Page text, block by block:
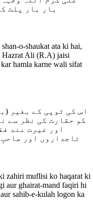
بار بار پلٹ
o-shaukat ata ki hai,
Hazrat Ali (R.A) jaisi
hamla karne wali sifat
کو حقارت کی نظر سے
اور غیرت مند
تاجداروں اور صاحبِ
zahiri muflisi ko haqarat ki
aur ghairat-mand faqiri hi
sahib-e-kulah logon ka